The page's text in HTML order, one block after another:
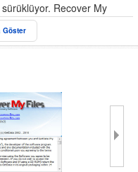
Göster
sürüklüyor. Recover My
olmasıdır ama ara
Recover My Files